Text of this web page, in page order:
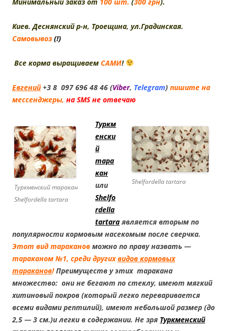
Киев. Деснянский р-н, Троещина, ул.Градинская.
Самовывоз (!)
Все корма выращиваем САМИ!
Евгений +3 8 097 696 48 46 (Viber, Telegram) пишите на
мессенджеры, на SMS не отвечаю
Туркменский таракан
Shelfordella tartara
Shelfordella tartara
Туркм
енски
й
тара
кан
или
Shelfo
rdella
tartara является вторым по
популярности кормовым насекомым после сверчка.
Этот вид тараканов можно по праву назвать —
тараканом №1, среди другихвидов кормовых
тараканов!Преимуществ у этих таракана
множество: они не бегают по стеклу, имеют мягкий
хитиновый покров (который легко переваривается
всеми видами рептилий), имеют небольшой размер (до
2,5 — 3 см.)и легки в содержании. Не зря Туркменский